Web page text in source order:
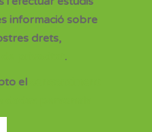
informació sobre
drets,
.
el